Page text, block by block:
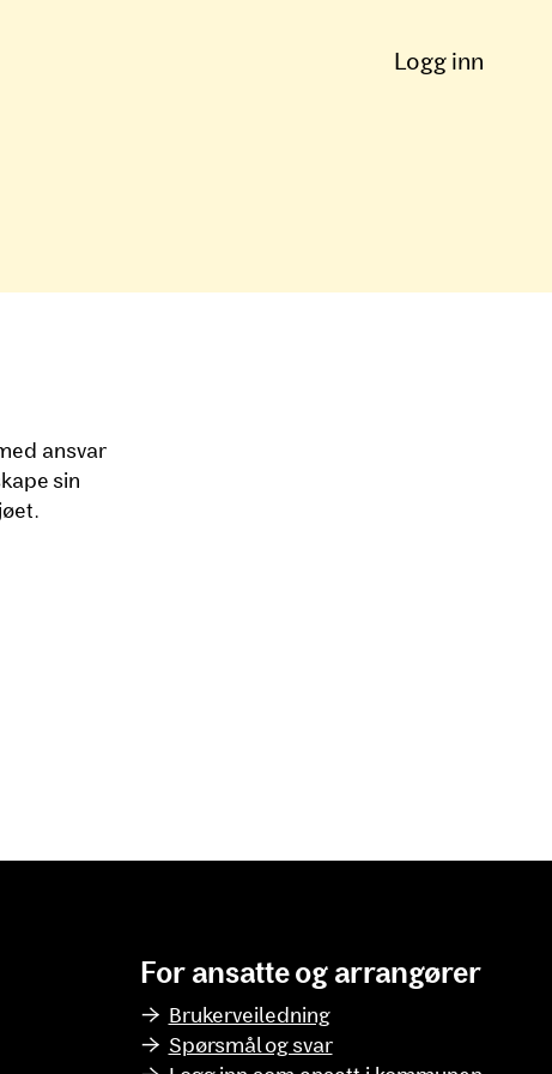
Logg inn
ansvar
sin
For ansatte og arrangører
Brukerveiledning
Spørsmål og svar